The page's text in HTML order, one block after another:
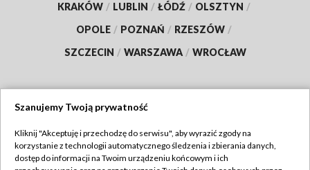
KRAKÓW / LUBLIN / ŁÓDŹ / OLSZTYN /
OPOLE / POZNAŃ / RZESZÓW /
SZCZECIN / WARSZAWA / WROCŁAW
TVP
Szanujemy Twoją prywatność
Kliknij "Akceptuję i przechodzę do serwisu", aby wyrazić zgody na
korzystanie z technologii automatycznego śledzenia i zbierania danych,
dostęp do informacji na Twoim urządzeniu końcowym i ich